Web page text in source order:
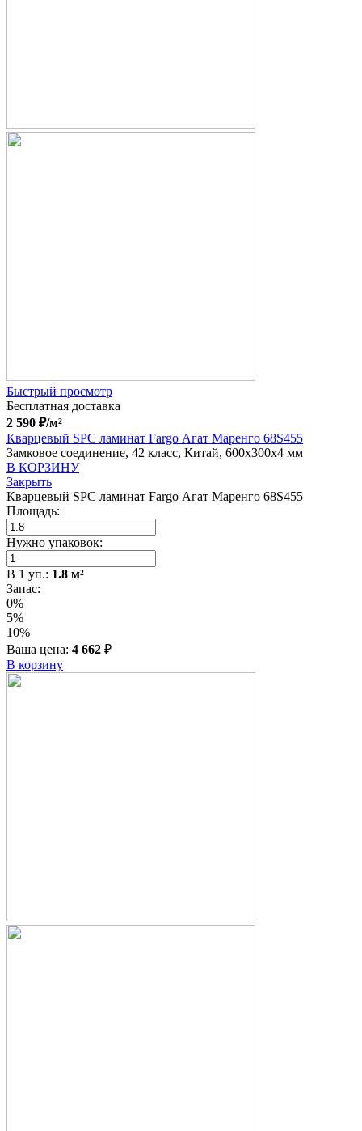
Быстрый просмотр
Бесплатная доставка
2 590 ₽/м²
Кварцевый SPC ламинат Fargo Агат Маренго 68S455
Замковое соединение, 42 класс, Китай, 600x300x4 мм
В КОРЗИНУ
Закрыть
Кварцевый SPC ламинат Fargo Агат Маренго 68S455
Площадь:
Нужно упаковок:
В 1 уп.: 1.8 м²
Запас:
0%
5%
10%
Ваша цена: 4 662 ₽
В корзину